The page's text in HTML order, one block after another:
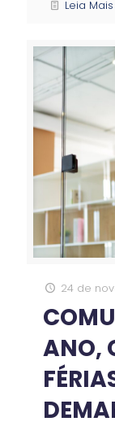
Leia Mais
24 de
ANO,